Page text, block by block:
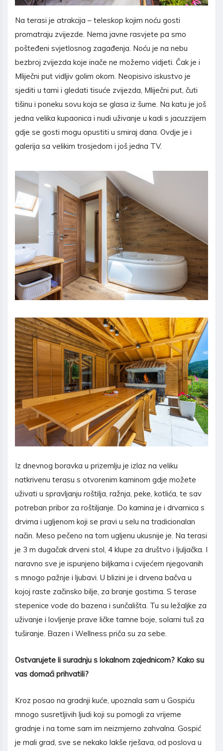
Na terasi je atrakcija – teleskop kojim noću gosti
promatraju zvijezde. Nema javne rasvjete pa smo
pošteđeni svjetlosnog zagađenja. Noću je na nebu
bezbroj zvijezda koje inače ne možemo vidjeti. Čak je i
Mliječni put vidljiv golim okom. Neopisivo iskustvo je
sjediti u tami i gledati tisuće zvijezda, Mliječni put, čuti
tišinu i poneku sovu koja se glasa iz šume. Na katu je još
jedna velika kupaonica i nudi uživanje u kadi s jacuzzijem
gdje se gosti mogu opustiti u smiraj dana. Ovdje je i
galerija sa velikim trosjedom i još jedna TV.
Iz dnevnog boravka u prizemlju je izlaz na veliku
natkrivenu terasu s otvorenim kaminom gdje možete
uživati u spravljanju roštilja, ražnja, peke, kotlića, te sav
potreban pribor za roštiljanje. Do kamina je i drvarnica s
drvima i ugljenom koji se pravi u selu na tradicionalan
način. Meso pečeno na tom ugljenu ukusnije je. Na terasi
je 3 m dugačak drveni stol, 4 klupe za društvo i ljuljačka. I
naravno sve je ispunjeno biljkama i cvijećem njegovanih
s mnogo pažnje i ljubavi. U blizini je i drvena bačva u
kojoj raste začinsko bilje, za branje gostima. S terase
stepenice vode do bazena i sunčališta. Tu su ležaljke za
uživanje i lovljenje prave ličke tamne boje, solarni tuš za
tuširanje. Bazen i Wellness priča su za sebe.
Ostvarujete li suradnju s lokalnom zajednicom? Kako su
vas domaći prihvatili?
Kroz posao na gradnji kuće, upoznala sam u Gospiću
mnogo susretljivih ljudi koji su pomogli za vrijeme
gradnje i na tome sam im neizmjerno zahvalna. Gospić
je mali grad, sve se nekako lakše rješava, od poslova u